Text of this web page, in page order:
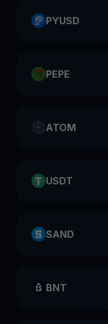
PYUSD
PEPE
ATOM
USDT
SAND
BNT